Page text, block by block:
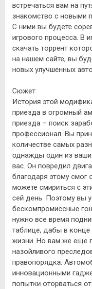
встречаться вам на
знакомство с новыми
С ними вы будете
игрового процесса. В
скачать торрент
на нашем сайте, вы
новых улучшенных
Сюжет
История этой
приезда в огромный
приезда – поиск
профессионал. Вы
количестве самых
однажды один из
вас. Он повредил
благодаря этому смог
можете смириться с
сей день. Поэтому вы
бескомпромиссные
нужно все время
таблице, дабы в
жизни. Но вам же еще
назойливого
правопорядка.
инновационными
попытки оторваться